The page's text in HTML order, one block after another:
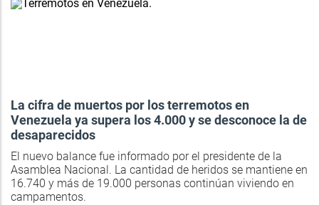
La cifra de muertos por los terremotos en
Venezuela ya supera los 4.000 y se desconoce la de
desaparecidos
El nuevo balance fue informado por el presidente de la
Asamblea Nacional. La cantidad de heridos se mantiene en
16.740 y más de 19.000 personas continúan viviendo en
campamentos.